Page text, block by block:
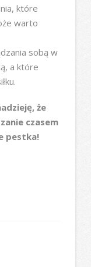
które
warto
sobą w
a które
że
czasem
pestka!